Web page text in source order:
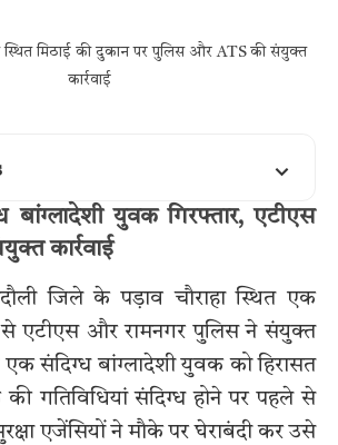
स्थित मिठाई की दुकान पर पुलिस और ATS की संयुक्त
कार्रवाई
बांग्लादेशी युवक गिरफ्तार, एटीएस
कार्रवाई
जिले के पड़ाव चौराहा स्थित एक
से एटीएस और रामनगर पुलिस ने संयुक्त
एक संदिग्ध बांग्लादेशी युवक को हिरासत
गतिविधियां संदिग्ध होने पर पहले से
एजेंसियों ने मौके पर घेराबंदी कर उसे